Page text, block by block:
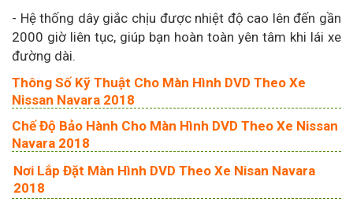
- Hệ thống dây giắc chịu được nhiệt độ cao lên đến gần
2000 giờ liên tục, giúp bạn hoàn toàn yên tâm khi lái xe
đường dài.
Thông Số Kỹ Thuật Cho Màn Hình DVD Theo Xe
Nissan Navara 2018
Chế Độ Bảo Hành Cho Màn Hình DVD Theo Xe Nissan
Navara 2018
Nơi Lắp Đặt Màn Hình DVD Theo Xe Nisan Navara
2018